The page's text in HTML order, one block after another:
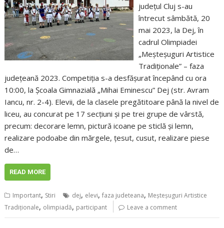
judeţul Cluj s-au
întrecut sâmbătă, 20
mai 2023, la Dej, în
cadrul Olimpiadei
„Meşteşuguri Artistice
Tradiţionale” – faza
judeţeană 2023. Competiția s-a desfăşurat începând cu ora
10:00, la Școala Gimnazială „Mihai Eminescu” Dej (str. Avram
Iancu, nr. 2-4). Elevii, de la clasele pregătitoare până la nivel de
liceu, au concurat pe 17 secțiuni și pe trei grupe de vârstă,
precum: decorare lemn, pictură icoane pe sticlă și lemn,
realizare podoabe din mărgele, ţesut, cusut, realizare piese
de…
READ MORE
Important, Stiri dej, elevi,faza judeteana, Meşteşuguri Artistice
Tradiţionale, olimpiadă, participant Leave a comment